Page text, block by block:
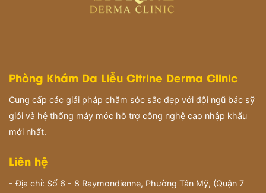
Phòng Khám Da Liễu Citrine Derma Clinic
Cung cấp các giải pháp chăm sóc sắc đẹp với đội ngũ bác sỹ
giỏi và hệ thống máy móc hỗ trợ công nghệ cao nhập khẩu
mới nhất.
Liên hệ
- Địa chỉ: Số 6 - 8 Raymondienne, Phường Tân Mỹ, (Quận 7